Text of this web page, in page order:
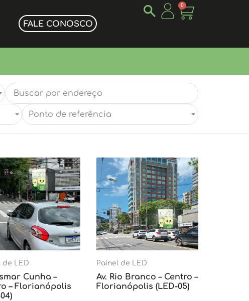
FALE CONOSCO
0
Ponto de referência
de LED
Cunha –
– Florianópolis
Painel de LED
Av. Rio Branco – Centro –
Florianópolis (LED-05)